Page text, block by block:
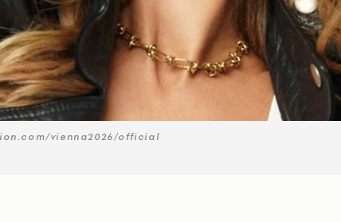
vienna2026/official